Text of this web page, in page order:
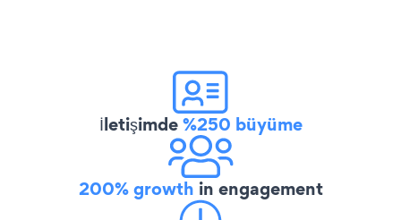
İletişimde%250 büyüme
200% growth in engagement